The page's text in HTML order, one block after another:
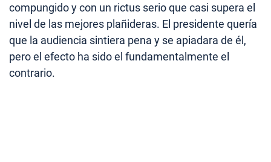
compungido y con un rictus serio que casi supera el
nivel de las mejores plañideras. El presidente quería
que la audiencia sintiera pena y se apiadara de él,
pero el efecto ha sido el fundamentalmente el
contrario.